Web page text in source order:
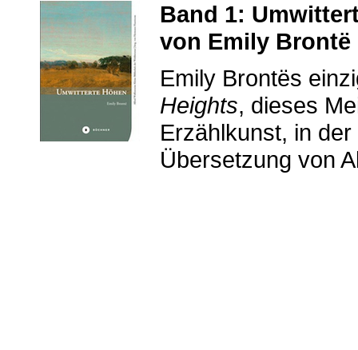
Band 1:
von Emily Brontë
Emily Brontës
Heights, dieses
Erzählkunst, in
Übersetzung von